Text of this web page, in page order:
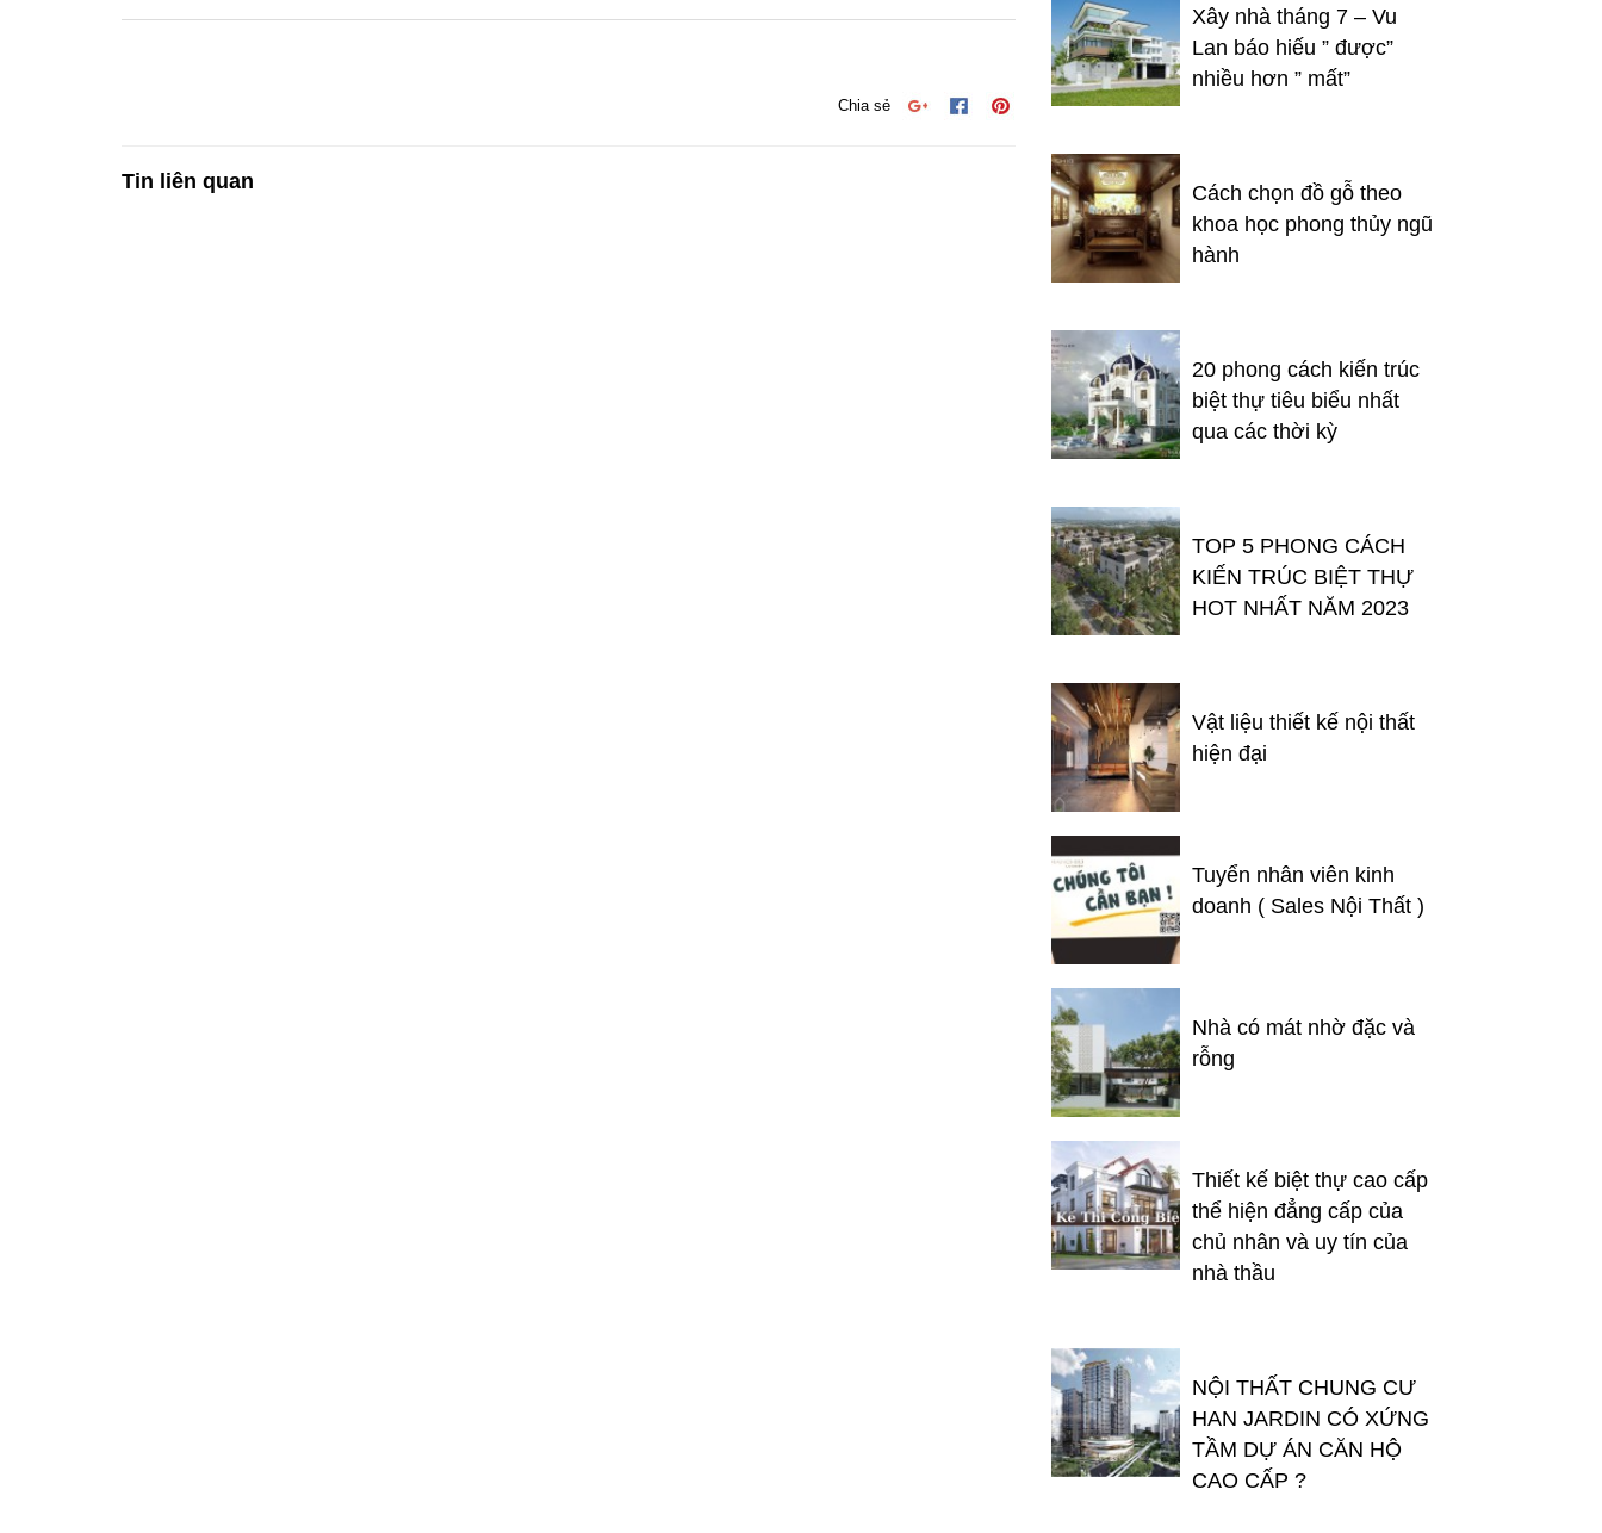
Chia sẻ
Tin liên quan
Xây nhà tháng 7 – Vu
Lan báo hiếu ” được”
nhiều hơn ” mất”
Cách chọn đồ gỗ theo
khoa học phong thủy ngũ
hành
20 phong cách kiến trúc
biệt thự tiêu biểu nhất
qua các thời kỳ
TOP 5 PHONG CÁCH
KIẾN TRÚC BIỆT THỰ
HOT NHẤT NĂM 2023
Vật liệu thiết kế nội thất
hiện đại
Tuyển nhân viên kinh
doanh ( Sales Nội Thất )
Nhà có mát nhờ đặc và
rỗng
Thiết kế biệt thự cao cấp
thể hiện đẳng cấp của
chủ nhân và uy tín của
nhà thầu
NỘI THẤT CHUNG CƯ
HAN JARDIN CÓ XỨNG
TẦM DỰ ÁN CĂN HỘ
CAO CẤP ?